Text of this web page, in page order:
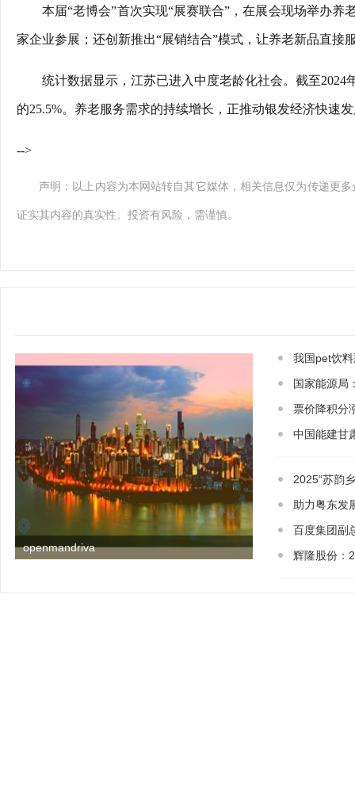
本届“老博会”首次实现“展赛联合”，在展会现场举办
家企业参展；还创新推出“展销结合”模式，让养老新品直接
统计数据显示，江苏已进入中度老龄化社会。截至
的25.5%。养老服务需求的持续增长，正推动银发经济快速
-->
声明：以上内容为本网站转自其它媒体，相关信息仅为传递更
证实其内容的真实性。投资有风险，需谨慎。
openmandriva
我国pet饮
国家能源局
票价降积分
中国能建甘
2025“苏韵
助力粤东发
百度集团副
辉隆股份：